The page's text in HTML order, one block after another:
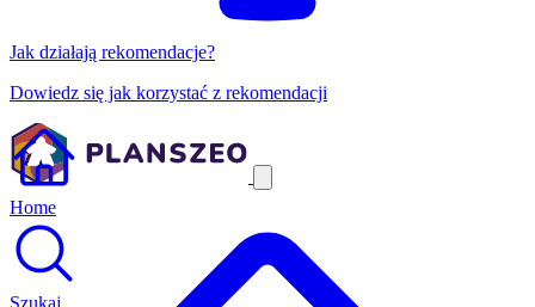
Jak działają rekomendacje?
Dowiedz się jak korzystać z rekomendacji
Home
Szukaj